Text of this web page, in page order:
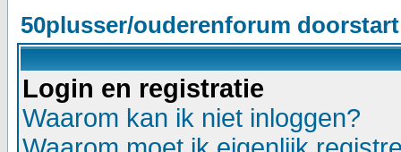
50plusser/ouderenforum
Login en registratie
Waarom kan ik niet inloggen?